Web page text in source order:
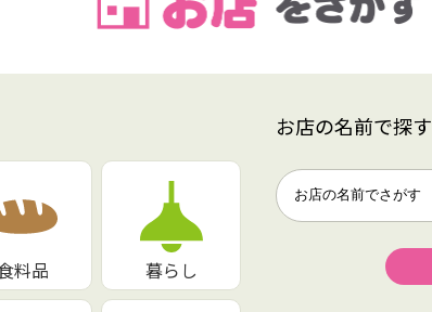
料品 暮らし
お店の名前で探す